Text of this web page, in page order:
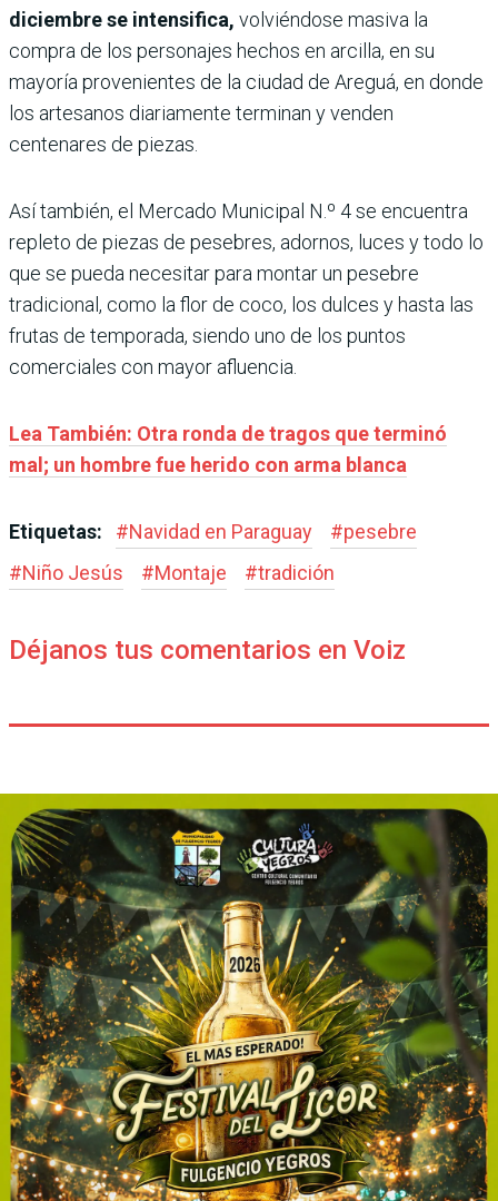
diciembre se intensifica, volviéndose masiva la
compra de los personajes hechos en arcilla, en su
mayoría provenientes de la ciudad de Areguá, en donde
los artesanos diariamente terminan y venden
centenares de piezas.
Así también, el Mercado Municipal N.º 4 se encuentra
repleto de piezas de pesebres, adornos, luces y todo lo
que se pueda necesitar para montar un pesebre
tradicional, como la flor de coco, los dulces y hasta las
frutas de temporada, siendo uno de los puntos
comerciales con mayor afluencia.
Lea También: Otra ronda de tragos que terminó
mal; un hombre fue herido con arma blanca
Etiquetas: #Navidad en Paraguay #pesebre
#Niño Jesús #Montaje #tradición
Déjanos tus comentarios en Voiz